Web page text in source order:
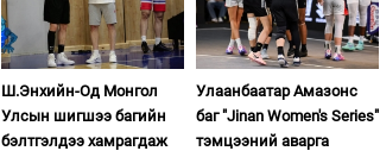
Ш.Энхийн-Од Монгол
Улсын шигшээ багийн
бэлтгэлдээ хамрагдаж
Улаанбаатар Амазонс
баг "Jinan Women's Series"
тэмцээний аварга